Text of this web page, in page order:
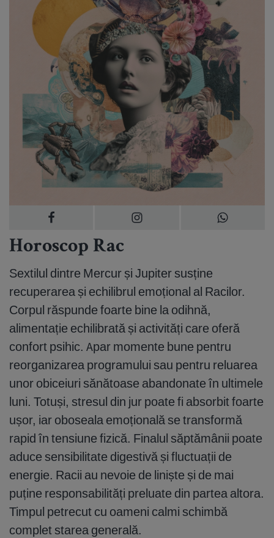
Horoscop Rac
Sextilul dintre Mercur și Jupiter susține
recuperarea și echilibrul emoțional al Racilor.
Corpul răspunde foarte bine la odihnă,
alimentație echilibrată și activități care oferă
confort psihic. Apar momente bune pentru
reorganizarea programului sau pentru reluarea
unor obiceiuri sănătoase abandonate în ultimele
luni. Totuși, stresul din jur poate fi absorbit foarte
ușor, iar oboseala emoțională se transformă
rapid în tensiune fizică. Finalul săptămânii poate
aduce sensibilitate digestivă și fluctuații de
energie. Racii au nevoie de liniște și de mai
puține responsabilități preluate din partea altora.
Timpul petrecut cu oameni calmi schimbă
complet starea generală.